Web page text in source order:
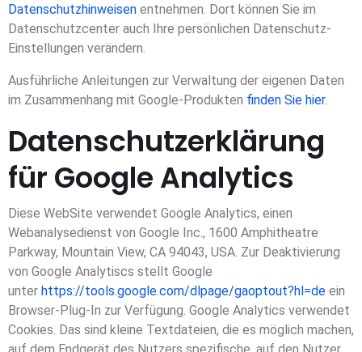
Datenschutzhinweisen entnehmen. Dort können Sie im
Datenschutzcenter auch Ihre persönlichen Datenschutz-
Einstellungen verändern.
Ausführliche Anleitungen zur Verwaltung der eigenen Daten
im Zusammenhang mit Google-Produkten finden Sie hier.
Datenschutzerklärung
für Google Analytics
Diese WebSite verwendet Google Analytics, einen
Webanalysedienst von Google Inc., 1600 Amphitheatre
Parkway, Mountain View, CA 94043, USA. Zur Deaktivierung
von Google Analytiscs stellt Google
unter https://tools.google.com/dlpage/gaoptout?hl=de ein
Browser-Plug-In zur Verfügung. Google Analytics verwendet
Cookies. Das sind kleine Textdateien, die es möglich machen,
auf dem Endgerät des Nutzers spezifische, auf den Nutzer